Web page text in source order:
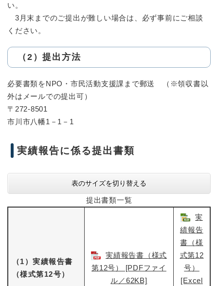
い。
3月末までのご提出が難しい場合は、必ず事前にご相談
ください。
（2）提出方法
必要書類をNPO・市民活動支援課まで郵送 （※領収書以
外はメールでの提出可）
〒272-8501
市川市八幡1－1－1
実績報告に係る提出書類
表のサイズを切り替える
提出書類一覧
（1）実績報告書
（様式第12号）
実績報告書（様式
第12号） [PDFファイ
ル／62KB]
実
績報告
書（様
式第12
号）​
[Excel